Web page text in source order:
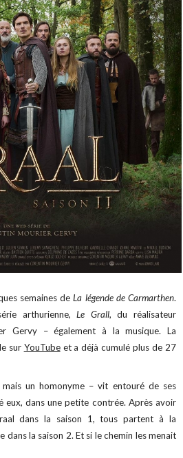
semaines deLa légende de Carmarthen.
arthurienne,Le Grall, du réalisateur
Gervy – également à la musique. La
sur YouTubeet a déjà cumulé plus de 27
un homonyme – vit entouré de ses
eux, dans une petite contrée. Après avoir
dans la saison 1, tous partent à la
dans la saison 2. Et si le chemin les menait